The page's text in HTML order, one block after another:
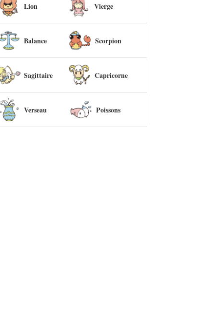
Lion Vierge
Balance Scorpion
Sagittaire Capricorne
Verseau Poissons